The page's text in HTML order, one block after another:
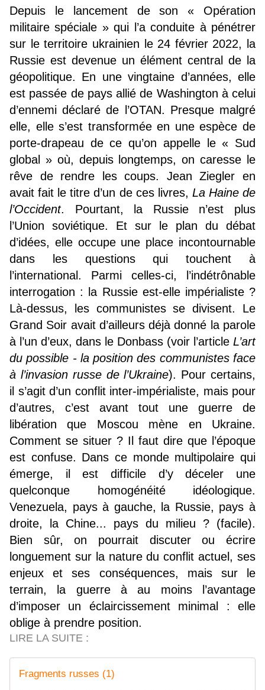
Depuis le lancement de son « Opération
militaire spéciale » qui l’a conduite à pénétrer
sur le territoire ukrainien le 24 février 2022, la
Russie est devenue un élément central de la
géopolitique. En une vingtaine d’années, elle
est passée de pays allié de Washington à celui
d’ennemi déclaré de l’OTAN. Presque malgré
elle, elle s’est transformée en une espèce de
porte-drapeau de ce qu’on appelle le « Sud
global » où, depuis longtemps, on caresse le
rêve de rendre les coups. Jean Ziegler en
avait fait le titre d’un de ces livres, La Haine de
l’Occident. Pourtant, la Russie n’est plus
l’Union soviétique. Et sur le plan du débat
d’idées, elle occupe une place incontournable
dans les questions qui touchent à
l’international. Parmi celles-ci, l’indétrônable
interrogation : la Russie est-elle impérialiste ?
Là-dessus, les communistes se divisent. Le
Grand Soir avait d’ailleurs déjà donné la parole
à l’un d’eux, dans le Donbass (voir l’article L’art
du possible - la position des communistes face
à l’invasion russe de l’Ukraine). Pour certains,
il s’agit d’un conflit inter-impérialiste, mais pour
d’autres, c’est avant tout une guerre de
libération que Moscou mène en Ukraine.
Comment se situer ? Il faut dire que l’époque
est confuse. Dans ce monde multipolaire qui
émerge, il est difficile d’y déceler une
quelconque homogénéité idéologique.
Venezuela, pays à gauche, la Russie, pays à
droite, la Chine... pays du milieu ? (facile).
Bien sûr, on pourrait discuter ou écrire
longuement sur la nature du conflit actuel, ses
enjeux et ses conséquences, mais sur le
terrain, la guerre à au moins l’avantage
d’imposer un éclaircissement minimal : elle
oblige à prendre position.
LIRE LA SUITE :
Fragments russes (1)